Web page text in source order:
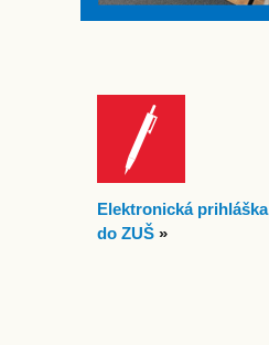
Elektronická prihláška
do ZUŠ »